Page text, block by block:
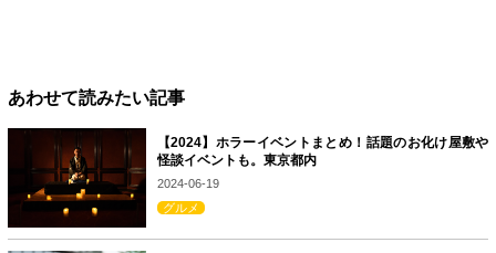
あわせて読みたい記事
【2024】ホラーイベントまとめ！話題のお化け屋敷や
怪談イベントも。東京都内
2024-06-19
グルメ